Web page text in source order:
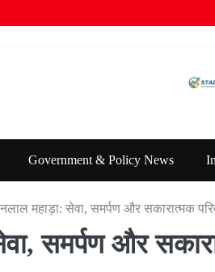
Government & Policy News
महाड़ा: सेवा, समर्पण और सकारात्मक
समर्पण और